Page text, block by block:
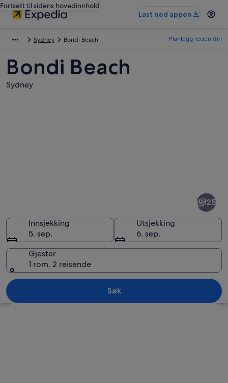
Fortsett til sidens hovedinnhold
Last ned appen
Sydney Bondi Beach Planlegg reisen din
Bondi Beach
Sydney
25
Innsjekking
5. sep.
Utsjekking
6. sep.
Gjester
1 rom, 2 reisende
Søk